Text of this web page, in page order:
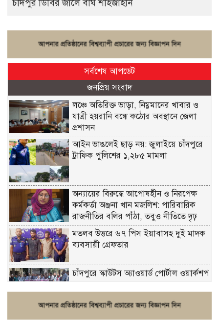
চাঁদপুর ডিবির জালে বাঘ শাহজাহান
সর্বশেষ আপডেট
জনপ্রিয় সংবাদ
লঞ্চে অতিরিক্ত ভাড়া, নিম্নমানের খাবার ও
যাত্রী হয়রানি বন্ধে কঠোর অবস্থানে জেলা
প্রশাসন
আইন ভাঙলেই ছাড় নয়: জুলাইয়ে চাঁদপুরে
ট্রাফিক পুলিশের ১,২৮৫ মামলা
অন্যায়ের বিরুদ্ধে আপোষহীন ও নিরপেক্ষ
কর্মকর্তা অঞ্জনা খান মজলিশ: পারিবারিক
রাজনীতির বলির পাঁঠা, তবুও নীতিতে দৃঢ়
মতলব উত্তরে ৬৭ পিস ইয়াবাসহ দুই মাদক
ব্যবসায়ী গ্রেফতার
চাঁদপুরে স্কাউটস অ্যাওয়ার্ড পোর্টাল ওয়ার্কশপ